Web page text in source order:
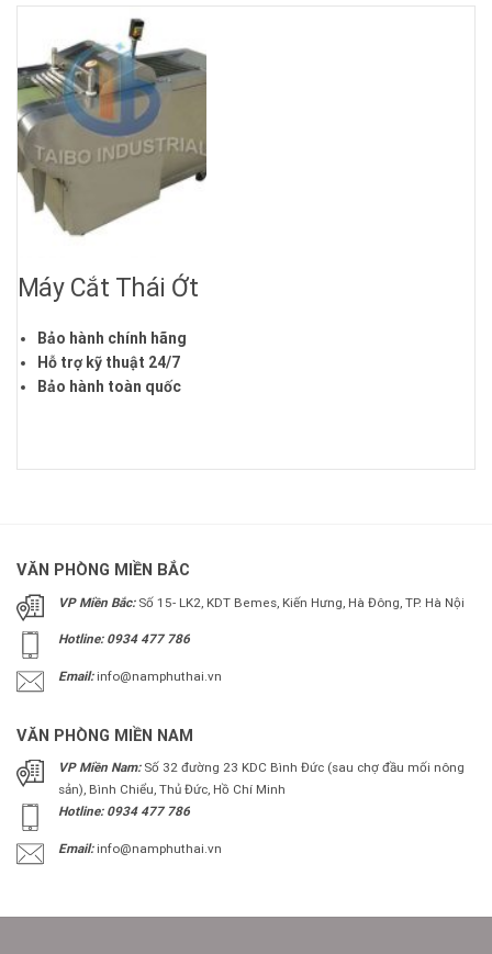
Máy Cắt Thái Ớt
Bảo hành chính hãng
Hỗ trợ kỹ thuật 24/7
Bảo hành toàn quốc
VĂN PHÒNG MIỀN BẮC
VP Miền Bắc:Số 15- LK2, KDT Bemes, Kiến Hưng, Hà Đông, TP. Hà Nội
Hotline: 0934 477 786
Email: info@namphuthai.vn
VĂN PHÒNG MIỀN NAM
VP Miền Nam:Số 32 đường 23 KDC Bình Đức (sau chợ đầu mối nông
sản), Bình Chiểu, Thủ Đức, Hồ Chí Minh
Hotline: 0934 477 786
Email:info@namphuthai.vn